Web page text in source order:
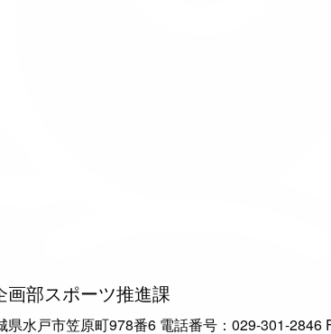
画部スポーツ推進課
県水戸市笠原町978番6 電話番号：029-301-2846